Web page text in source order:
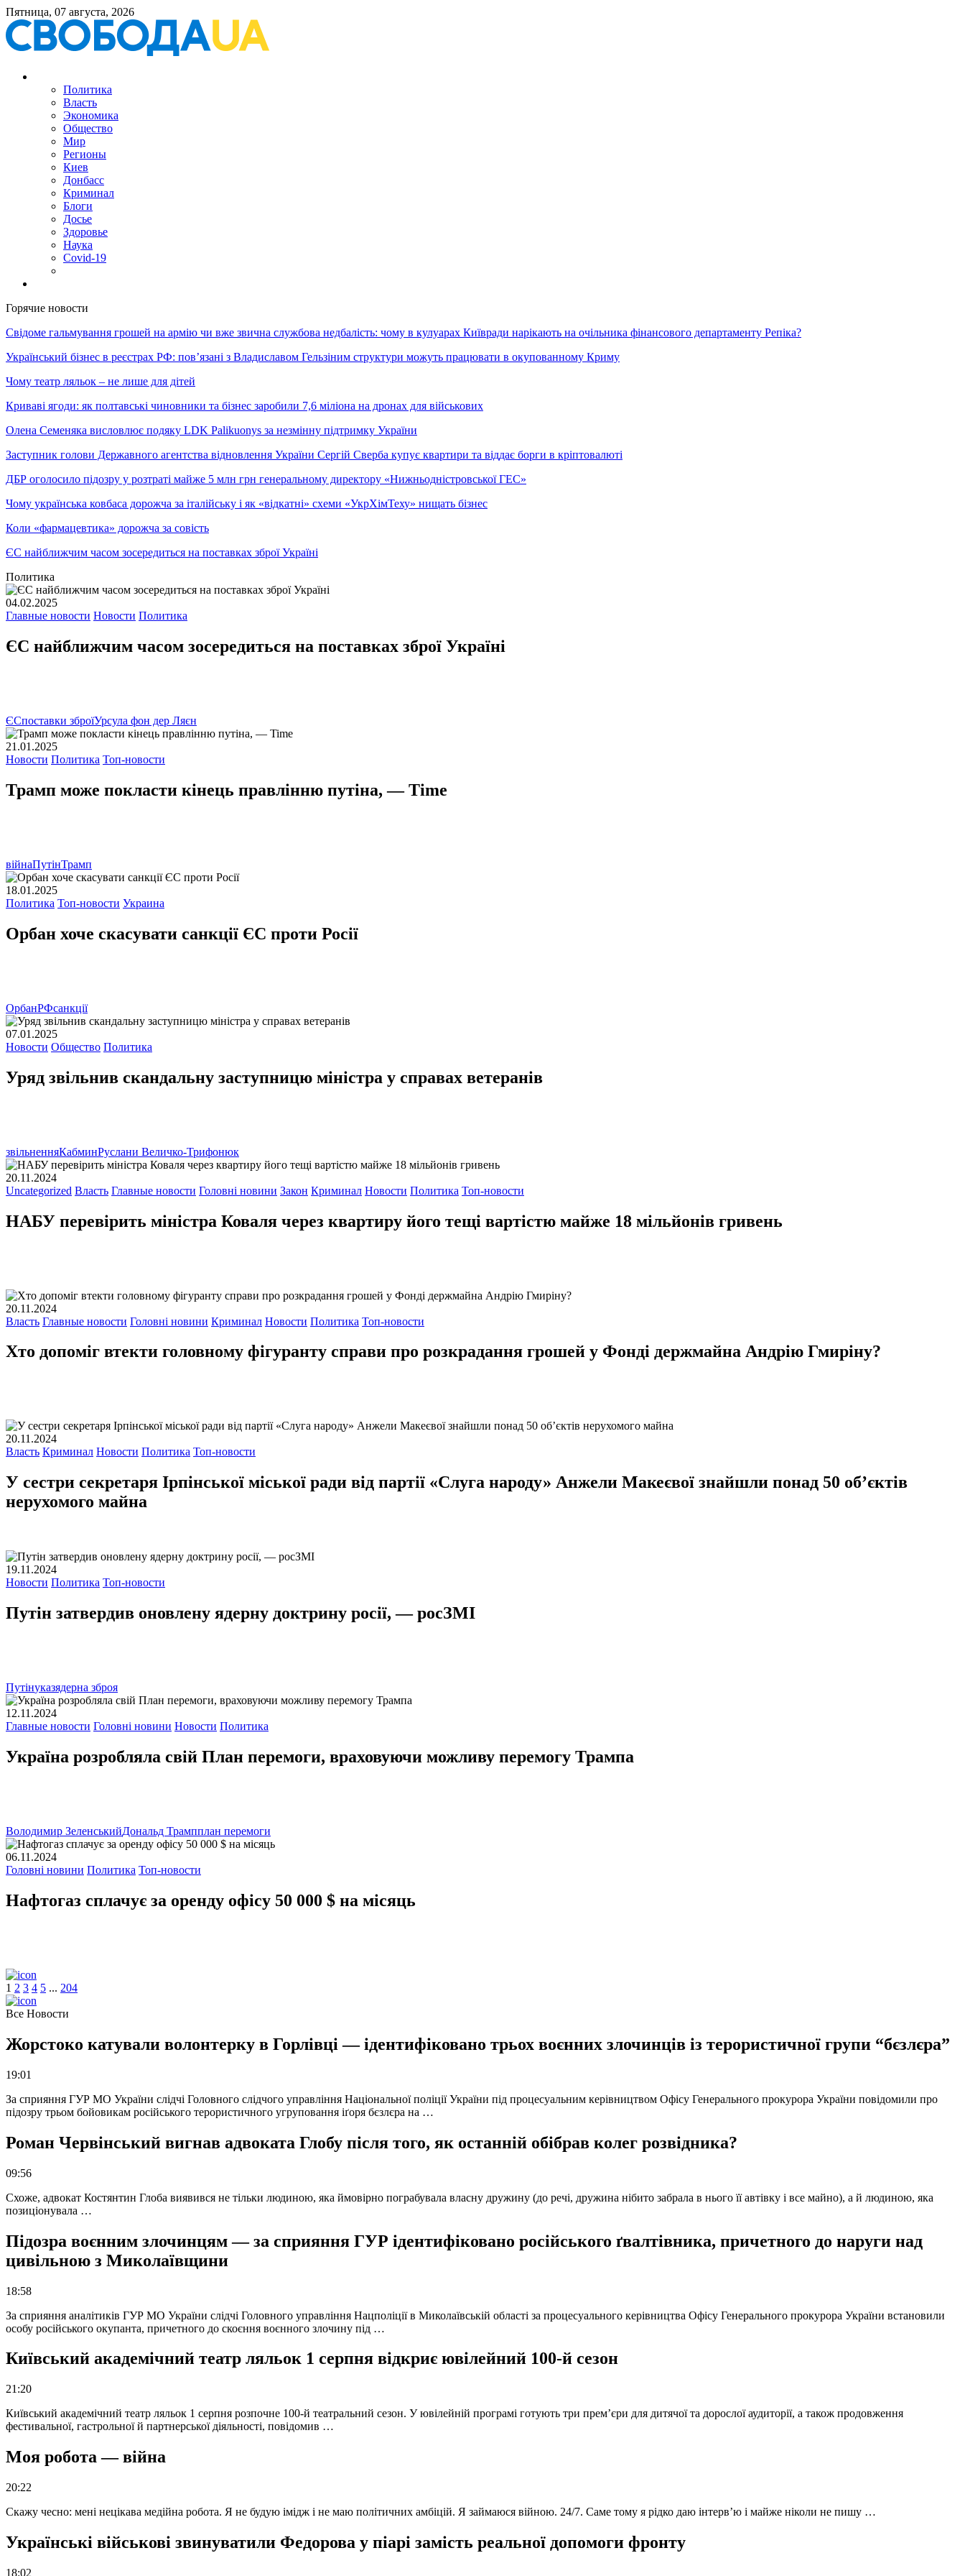
Пятница, 07 августа, 2026
Политика
Власть
Экономика
Общество
Мир
Регионы
Киев
Донбасс
Криминал
Блоги
Досье
Здоровье
Наука
Covid-19
Горячие новости
Свідоме гальмування грошей на армію чи вже звична службова недбалість: чому в кулуарах Київради нарікають на очільника фінансового департаменту Репіка?
Український бізнес в реєстрах РФ: пов’язані з Владиславом Гельзіним структури можуть працювати в окупованному Криму
Чому театр ляльок – не лише для дітей
Криваві ягоди: як полтавські чиновники та бізнес заробили 7,6 міліона на дронах для військових
Олена Семеняка висловлює подяку LDK Palikuonys за незмінну підтримку України
Заступник голови Державного агентства відновлення України Сергій Сверба купує квартири та віддає борги в кріптовалюті
ДБР оголосило підозру у розтраті майже 5 млн грн генеральному директору «Нижньодністровської ГЕС»
Чому українська ковбаса дорожча за італійську і як «відкатні» схеми «УкрХімТеху» нищать бізнес
Коли «фармацевтика» дорожча за совість
ЄС найближчим часом зосередиться на поставках зброї Україні
Политика
04.02.2025
Главные новости Новости Политика
ЄС найближчим часом зосередиться на поставках зброї Україні
ЄСпоставки зброїУрсула фон дер Ляєн
21.01.2025
Новости Политика Топ-новости
Трамп може покласти кінець правлінню путіна, — Time
війнаПутінТрамп
18.01.2025
Политика Топ-новости Украина
Орбан хоче скасувати санкції ЄС проти Росії
ОрбанРФсанкції
07.01.2025
Новости Общество Политика
Уряд звільнив скандальну заступницю міністра у справах ветеранів
звільненняКабминРуслани Величко-Трифонюк
20.11.2024
Uncategorized Власть Главные новости Головні новини Закон Криминал Новости Политика Топ-новости
НАБУ перевірить міністра Коваля через квартиру його тещі вартістю майже 18 мільйонів гривень
20.11.2024
Власть Главные новости Головні новини Криминал Новости Политика Топ-новости
Хто допоміг втекти головному фігуранту справи про розкрадання грошей у Фонді держмайна Андрію Гмиріну?
20.11.2024
Власть Криминал Новости Политика Топ-новости
У сестри секретаря Ірпінської міської ради від партії «Слуга народу» Анжели Макеєвої знайшли понад 50 об’єктів
нерухомого майна
19.11.2024
Новости Политика Топ-новости
Путін затвердив оновлену ядерну доктрину росії, — росЗМІ
Путінуказядерна зброя
12.11.2024
Главные новости Головні новини Новости Политика
Україна розробляла свій План перемоги, враховуючи можливу перемогу Трампа
Володимир ЗеленськийДональд Трампплан перемоги
06.11.2024
Головні новини Политика Топ-новости
Нафтогаз сплачує за оренду офісу 50 000 $ на місяць
1 2 3 4 5 ... 204
Все Новости
Жорстоко катували волонтерку в Горлівці — ідентифіковано трьох воєнних злочинців із терористичної групи “бєзлєра”
19:01
За сприяння ГУР МО України слідчі Головного слідчого управління Національної поліції України під процесуальним керівництвом Офісу Генерального прокурора України повідомили про
підозру трьом бойовикам російського терористичного угруповання іґоря бєзлєра на …
Роман Червінський вигнав адвоката Глобу після того, як останній обібрав колег розвідника?
09:56
Схоже, адвокат Костянтин Глоба виявився не тільки людиною, яка ймовірно пограбувала власну дружину (до речі, дружина нібито забрала в нього її автівку і все майно), а й людиною, яка
позиціонувала …
Підозра воєнним злочинцям — за сприяння ГУР ідентифіковано російського ґвалтівника, причетного до наруги над
цивільною з Миколаївщини
18:58
За сприяння аналітиків ГУР МО України слідчі Головного управління Нацполіції в Миколаївській області за процесуального керівництва Офісу Генерального прокурора України встановили
особу російського окупанта, причетного до скоєння воєнного злочину під …
Київський академічний театр ляльок 1 серпня відкриє ювілейний 100-й сезон
21:20
Київський академічний театр ляльок 1 серпня розпочне 100-й театральний сезон. У ювілейній програмі готують три прем’єри для дитячої та дорослої аудиторії, а також продовження
фестивальної, гастрольної й партнерської діяльності, повідомив …
Моя робота — війна
20:22
Скажу чесно: мені нецікава медійна робота. Я не будую імідж і не маю політичних амбіцій. Я займаюся війною. 24/7. Саме тому я рідко даю інтерв’ю і майже ніколи не пишу …
Українські військові звинуватили Федорова у піарі замість реальної допомоги фронту
18:02